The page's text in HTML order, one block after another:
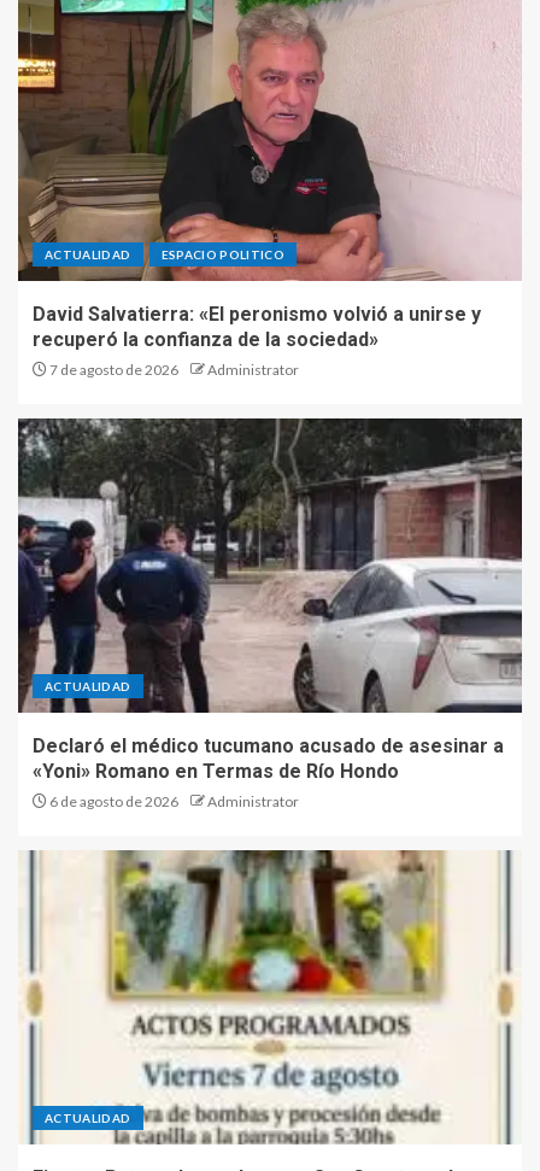
ACTUALIDAD ESPACIO POLITICO
David Salvatierra: «El peronismo volvió a unirse y
recuperó la confianza de la sociedad»
7 de agosto de 2026 Administrator
ACTUALIDAD
Declaró el médico tucumano acusado de asesinar a
«Yoni» Romano en Termas de Río Hondo
6 de agosto de 2026 Administrator
ACTUALIDAD